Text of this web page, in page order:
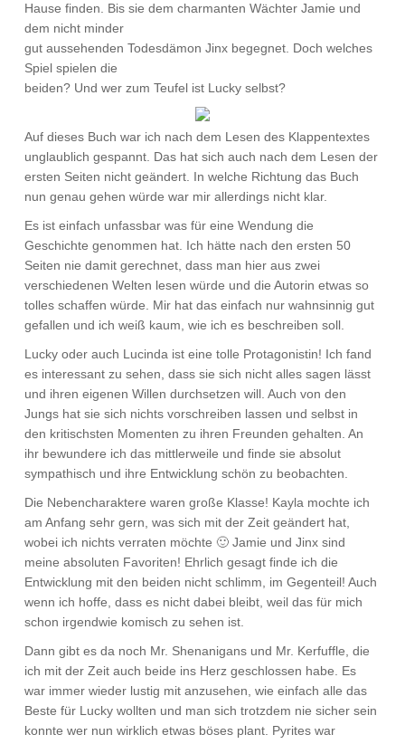
Hause finden. Bis sie dem charmanten Wächter Jamie und
dem nicht minder
gut aussehenden Todesdämon Jinx begegnet. Doch welches
Spiel spielen die
beiden? Und wer zum Teufel ist Lucky selbst?
Auf dieses Buch war ich nach dem Lesen des Klappentextes
unglaublich gespannt. Das hat sich auch nach dem Lesen der
ersten Seiten nicht geändert. In welche Richtung das Buch
nun genau gehen würde war mir allerdings nicht klar.
Es ist einfach unfassbar was für eine Wendung die
Geschichte genommen hat. Ich hätte nach den ersten 50
Seiten nie damit gerechnet, dass man hier aus zwei
verschiedenen Welten lesen würde und die Autorin etwas so
tolles schaffen würde. Mir hat das einfach nur wahnsinnig gut
gefallen und ich weiß kaum, wie ich es beschreiben soll.
Lucky oder auch Lucinda ist eine tolle Protagonistin! Ich fand
es interessant zu sehen, dass sie sich nicht alles sagen lässt
und ihren eigenen Willen durchsetzen will. Auch von den
Jungs hat sie sich nichts vorschreiben lassen und selbst in
den kritischsten Momenten zu ihren Freunden gehalten. An
ihr bewundere ich das mittlerweile und finde sie absolut
sympathisch und ihre Entwicklung schön zu beobachten.
Die Nebencharaktere waren große Klasse! Kayla mochte ich
am Anfang sehr gern, was sich mit der Zeit geändert hat,
wobei ich nichts verraten möchte 🙂 Jamie und Jinx sind
meine absoluten Favoriten! Ehrlich gesagt finde ich die
Entwicklung mit den beiden nicht schlimm, im Gegenteil! Auch
wenn ich hoffe, dass es nicht dabei bleibt, weil das für mich
schon irgendwie komisch zu sehen ist.
Dann gibt es da noch Mr. Shenanigans und Mr. Kerfuffle, die
ich mit der Zeit auch beide ins Herz geschlossen habe. Es
war immer wieder lustig mit anzusehen, wie einfach alle das
Beste für Lucky wollten und man sich trotzdem nie sicher sein
konnte wer nun wirklich etwas böses plant. Pyrites war